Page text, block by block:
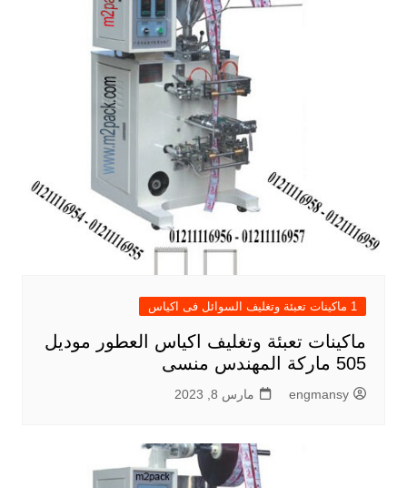
1 ماكينات تعبئة وتغليف السوائل فى اكياس
ماكينات تعبئة وتغليف اكياس العطور موديل
505 ماركة المهندس منسى
engmansy مارس 8, 2023